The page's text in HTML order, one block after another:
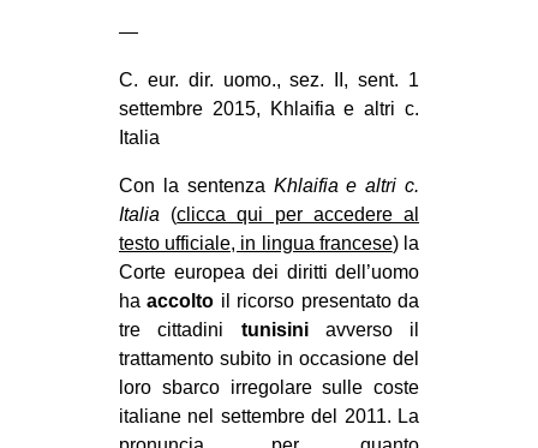
CINEMA
MANIFESTI
RECENSIONI
INTERNAZIONALE
AMERICHE
ESTREMO ORIENTE
EUROPA
—
C. eur. dir. uomo., sez. II, sent. 1
settembre 2015, Khlaifia e altri c.
Italia
Con la sentenza Khlaifia e altri c.
Italia (clicca qui per accedere al
testo ufficiale, in lingua francese) la
Corte europea dei diritti dell’uomo
haaccolto il ricorso presentato da
tre cittadini tunisiniavverso il
trattamento subito in occasione del
loro sbarco irregolare sulle coste
italiane nel settembre del 2011. La